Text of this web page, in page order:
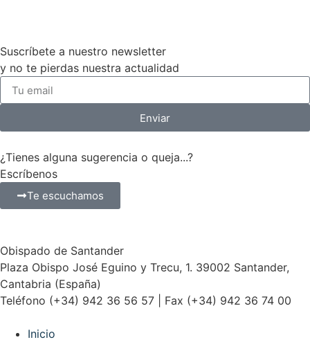
Suscríbete a nuestro newsletter
y no te pierdas nuestra actualidad
Enviar
¿Tienes alguna sugerencia o queja...?
Escríbenos
Te escuchamos
Obispado de Santander
Plaza Obispo José Eguino y Trecu, 1. 39002 Santander,
Cantabria (España)
Teléfono (+34) 942 36 56 57 | Fax (+34) 942 36 74 00
Inicio